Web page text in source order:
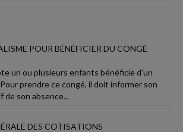
POUR BÉNÉFICIER DU CONGÉ
un ou plusieurs enfants bénéficie d'un
prendre ce congé, il doit informer son
de son absence...
DES COTISATIONS